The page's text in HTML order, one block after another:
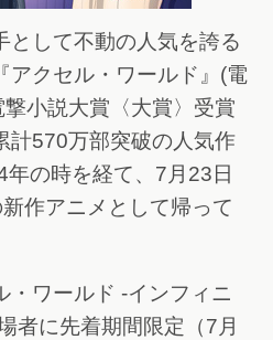
として不動の人気を誇る
アクセル・ワールド』(電
小説大賞〈大賞〉受賞
計570万部突破の人気作
の時を経て、7月23日
作アニメとして帰って
・ワールド -インフィニ
者に先着期間限定（7月